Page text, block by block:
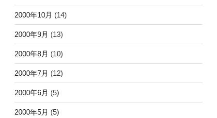
2000年10月 (14)
2000年9月 (13)
2000年8月 (10)
2000年7月 (12)
2000年6月 (5)
2000年5月 (5)